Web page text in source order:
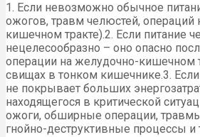
1. Если невозможно обычное
ожогов, травм челюстей, операций
кишечном тракте).2. Если питание
нецелесообразно – оно опасно
операции на желудочно-кишечном
свищах в тонком кишечнике.3. Если
не покрывает больших
находящегося в критической
ожоги, обширные операции,
гнойно-деструктивные процессы и